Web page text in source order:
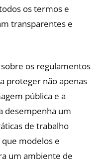
os termos e
transparentes e
os regulamentos
proteger não apenas
pública e a
desempenha um
de trabalho
que modelos e
um ambiente de